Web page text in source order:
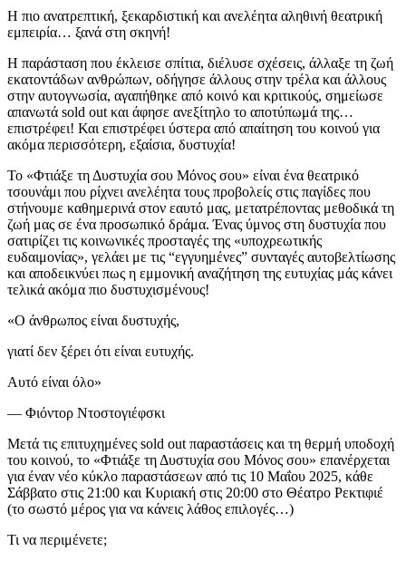
Η πιο ανατρεπτική, ξεκαρδιστική και ανελέητα αληθινή θεατρική
εμπειρία… ξανά στη σκηνή!
Η παράσταση που έκλεισε σπίτια, διέλυσε σχέσεις, άλλαξε τη ζωή
εκατοντάδων ανθρώπων, οδήγησε άλλους στην τρέλα και άλλους
στην αυτογνωσία, αγαπήθηκε από κοινό και κριτικούς, σημείωσε
απανωτά sold out και άφησε ανεξίτηλο το αποτύπωμά της…
επιστρέφει! Και επιστρέφει ύστερα από απαίτηση του κοινού για
ακόμα περισσότερη, εξαίσια, δυστυχία!
Το «Φτιάξε τη Δυστυχία σου Μόνος σου» είναι ένα θεατρικό
τσουνάμι που ρίχνει ανελέητα τους προβολείς στις παγίδες που
στήνουμε καθημερινά στον εαυτό μας, μετατρέποντας μεθοδικά τη
ζωή μας σε ένα προσωπικό δράμα. Ένας ύμνος στη δυστυχία που
σατιρίζει τις κοινωνικές προσταγές της «υποχρεωτικής
ευδαιμονίας», γελάει με τις “εγγυημένες” συνταγές αυτοβελτίωσης
και αποδεικνύει πως η εμμονική αναζήτηση της ευτυχίας μάς κάνει
τελικά ακόμα πιο δυστυχισμένους!
«Ο άνθρωπος είναι δυστυχής,
γιατί δεν ξέρει ότι είναι ευτυχής.
Αυτό είναι όλο»
— Φιόντορ Ντοστογιέφσκι
Μετά τις επιτυχημένες sold out παραστάσεις και τη θερμή υποδοχή
του κοινού, το «Φτιάξε τη Δυστυχία σου Μόνος σου» επανέρχεται
για έναν νέο κύκλο παραστάσεων από τις 10 Μαΐου 2025, κάθε
Σάββατο στις 21:00 και Κυριακή στις 20:00 στο Θέατρο Ρεκτιφιέ
(το σωστό μέρος για να κάνεις λάθος επιλογές…)
Τι να περιμένετε;